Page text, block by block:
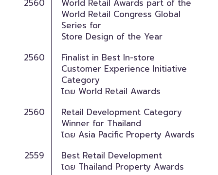
2560
World Retail Awards part of the
World Retail Congress Global
Series for
Store Design of the Year
2560
Finalist in Best In-store
Customer Experience Initiative
Category
โดย World Retail Awards
2560
Retail Development Category
Winner for Thailand
โดย Asia Pacific Property Awards
2559
Best Retail Development
โดย Thailand Property Awards